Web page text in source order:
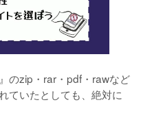
のzip・rar・pdf・rawなど
ていたとしても、絶対に